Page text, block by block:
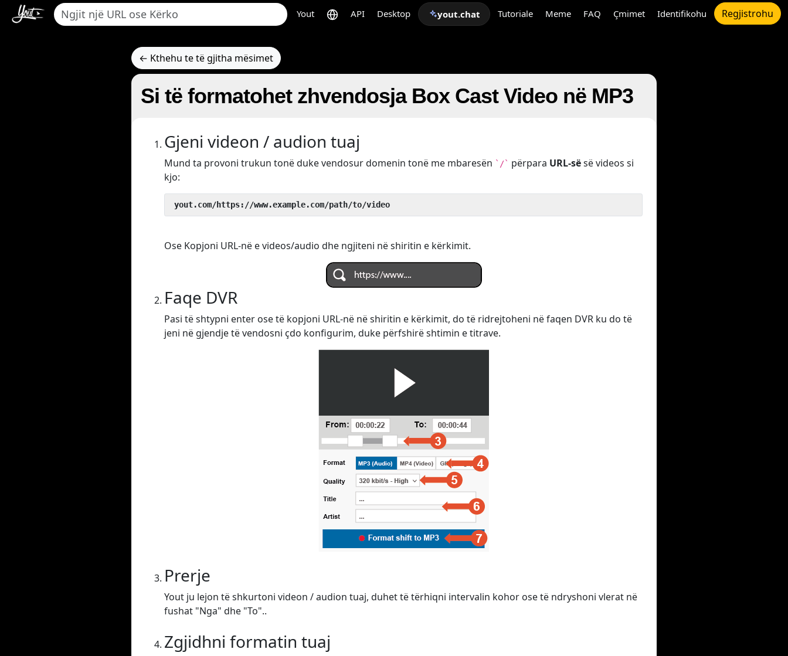
Yout API Desktop yout.chat Tutoriale Meme FAQ Çmimet Identifikohu Regjistrohu
← Kthehu te të gjitha mësimet
Si të formatohet zhvendosja Box Cast Video në MP3
Gjeni videon / audion tuaj
Mund ta provoni trukun tonë duke vendosur domenin tonë me mbaresën `/` përpara URL-sësë videos si
kjo:
yout.com/https://www.example.com/path/to/video
Ose Kopjoni URL-në e videos/audio dhe ngjiteni në shiritin e kërkimit.
Faqe DVR
Pasi të shtypni enter ose të kopjoni URL-në në shiritin e kërkimit, do të ridrejtoheni në faqen DVR ku do të
jeni në gjendje të vendosni çdo konfigurim, duke përfshirë shtimin e titrave.
Prerje
Yout ju lejon të shkurtoni videon / audion tuaj, duhet të tërhiqni intervalin kohor ose të ndryshoni vlerat në
fushat "Nga" dhe "To"..
Zgjidhni formatin tuaj